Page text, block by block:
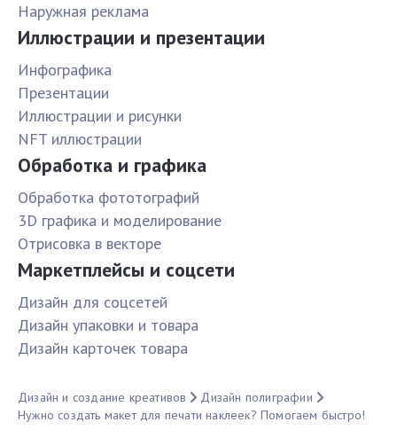
Наружная реклама
Иллюстрации и презентации
Инфографика
Презентации
Иллюстрации и рисунки
NFT иллюстрации
Обработка и графика
Обработка фототографий
3D графика и моделирование
Отрисовка в векторе
Маркетплейсы и соцсети
Дизайн для соцсетей
Дизайн упаковки и товара
Дизайн карточек товара
Дизайн и создание креативов
Дизайн полиграфии
Нужно создать макет для печати наклеек? Помогаем быстро!